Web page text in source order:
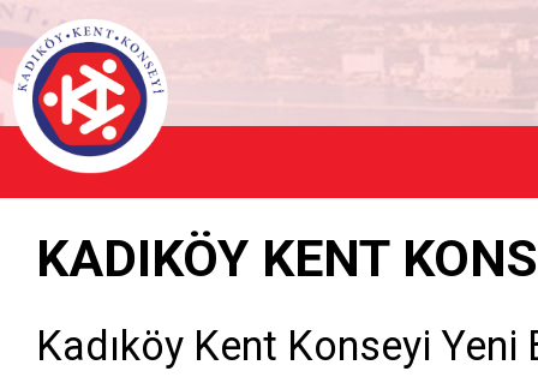
KADIKÖY KENT
Kadıköy Kent Konseyi Yeni